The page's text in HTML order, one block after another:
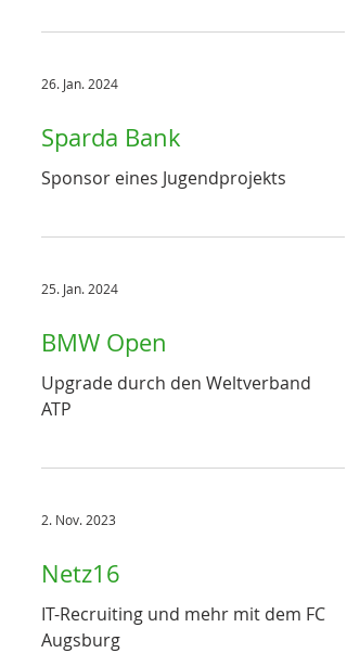
26. Jan. 2024
Sparda Bank
Sponsor eines Jugendprojekts
25. Jan. 2024
BMW Open
Upgrade durch den Weltverband
ATP
2. Nov. 2023
Netz16
IT-Recruiting und mehr mit dem FC
Augsburg